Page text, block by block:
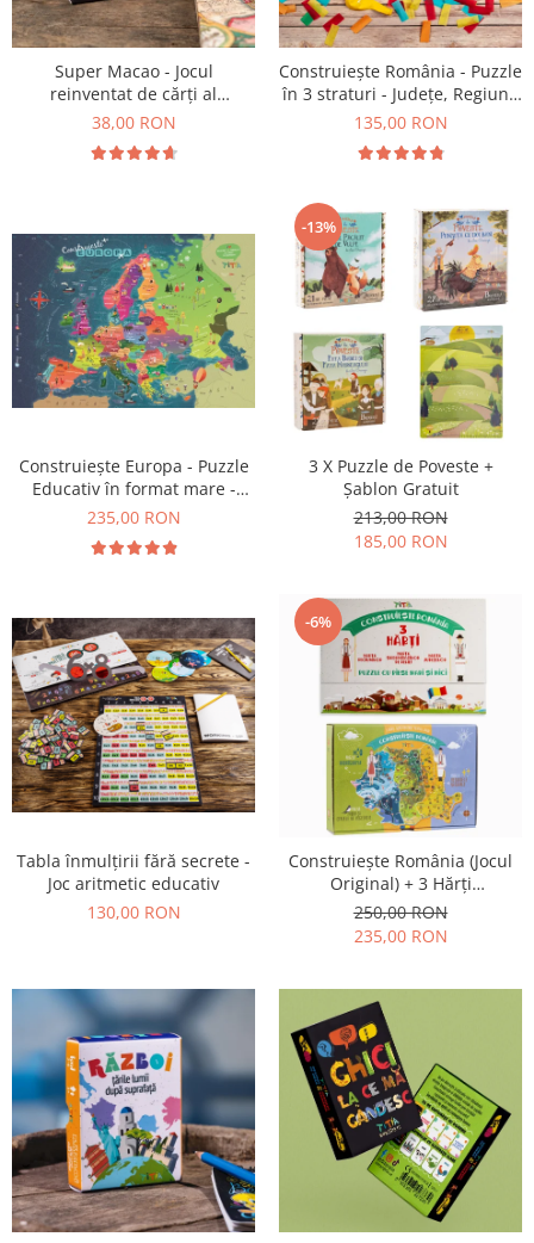
10 Ani
11 - 14 Ani
14+ Ani
Colecția Păcălici
TOATE JOCURILE
Super Macao - Jocul
reinventat de cărți al
copilăriei
38,00 RON
Construiește România - Puzzle
în 3 straturi - Județe, Regiuni,
Relief
135,00 RON
Construiește Europa - Puzzle
Educativ în format mare -
Țări, Relief, Steaguri și
235,00 RON
-13%
3 X Puzzle de Poveste +
Șablon Gratuit
213,00 RON
185,00 RON
Tabla înmulțirii fără secrete -
Joc aritmetic educativ
130,00 RON
-6%
Construiește România (Jocul
Original) + 3 Hărți
Suplimentare
250,00 RON
235,00 RON